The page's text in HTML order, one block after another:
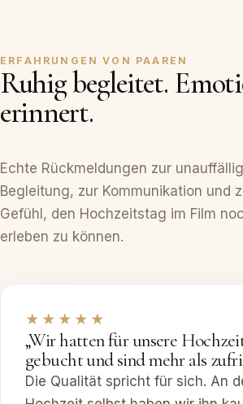
ERFAHRUNGEN VON PAAREN
Ruhig begleitet.
erinnert.
Echte Rückmeldungen zur
Begleitung, zur Kommunikation und
Gefühl, den Hochzeitstag im Film
erleben zu können.
★★★★★
„Wir hatten für unsere
gebucht und sind mehr als
Die Qualität spricht für sich. An